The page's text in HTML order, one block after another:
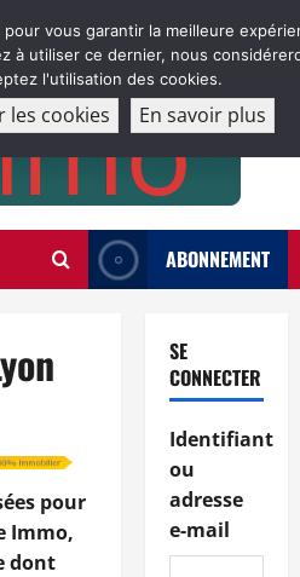
ABONNEMENT
pour
Immo,
dont
SE
CONNECTER
Identifiant
ou
adresse
e-mail
vous garantir la meilleure
à utiliser ce dernier, nous
l'utilisation des cookies.
les cookies En savoir plus